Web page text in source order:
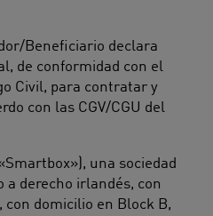
Beneficiario declara
de conformidad con el
Civil, para contratar y
con las CGV/CGU del
una sociedad
derecho irlandés, con
con domicilio en Block B,